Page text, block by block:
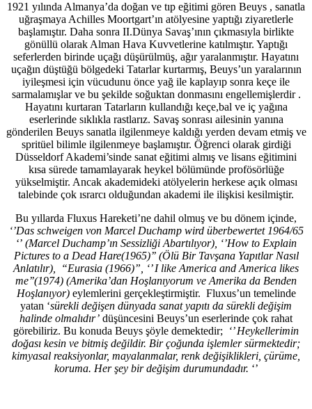
1921 yılında Almanya’da doğan ve tıp eğitimi gören Beuys , sanatla
uğraşmaya Achilles Moortgart’ın atölyesine yaptığı ziyaretlerle
başlamıştır. Daha sonra II.Dünya Savaş’ının çıkmasıyla birlikte
gönüllü olarak Alman Hava Kuvvetlerine katılmıştır. Yaptığı
seferlerden birinde uçağı düşürülmüş, ağır yaralanmıştır. Hayatını
uçağın düştüğü bölgedeki Tatarlar kurtarmış, Beuys’un yaralarının
iyileşmesi için vücudunu önce yağ ile kaplayıp sonra keçe ile
sarmalamışlar ve bu şekilde soğuktan donmasını engellemişlerdir .
Hayatını kurtaran Tatarların kullandığı keçe,bal ve iç yağına
eserlerinde sıklıkla rastlarız. Savaş sonrası ailesinin yanına
gönderilen Beuys sanatla ilgilenmeye kaldığı yerden devam etmiş ve
spritüel bilimle ilgilenmeye başlamıştır. Öğrenci olarak girdiği
Düsseldorf Akademi’sinde sanat eğitimi almış ve lisans eğitimini
kısa sürede tamamlayarak heykel bölümünde profösörlüğe
yükselmiştir. Ancak akademideki atölyelerin herkese açık olması
talebinde çok ısrarcı olduğundan akademi ile ilişkisi kesilmiştir.
Bu yıllarda Fluxus Hareketi’ne dahil olmuş ve bu dönem içinde,
‘’Das schweigen von Marcel Duchamp wird überbewertet 1964/65
‘’ (Marcel Duchamp’ın Sessizliği Abartılıyor), ‘’How to Explain
Pictures to a Dead Hare(1965)’’ (Ölü Bir Tavşana Yapıtlar Nasıl
Anlatılır), “Eurasia (1966)”, ‘’ I like America and America likes
me’’(1974) (Amerika’dan Hoşlanıyorum ve Amerika da Benden
Hoşlanıyor)eylemlerini gerçekleştirmiştir. Fluxus’un temelinde
yatan ‘sürekli değişen dünyada sanat yapıtı da sürekli değişim
halinde olmalıdır’ düşüncesini Beuys’un eserlerinde çok rahat
görebiliriz. Bu konuda Beuys şöyle demektedir;
‘’ Heykellerimin
doğası kesin ve bitmiş değildir. Bir çoğunda işlemler sürmektedir;
kimyasal reaksiyonlar, mayalanmalar, renk değişiklikleri, çürüme,
koruma. Her şey bir değişim durumundadır. ‘’